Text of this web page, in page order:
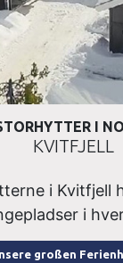
I
KVITFJELL
i Kvitfjell
i
großen